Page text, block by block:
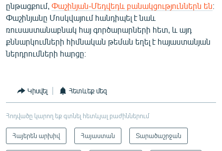
ընթացքում, Փաշինյան-Մեդվեդև բանակցություններն են։
Փաշինյանը Մոսկվայում հանդիպել է նաև
ռուսաստանաբնակ հայ գործարարների հետ, և այդ
քննարկումների հիմնական թեման եղել է հայաստանյան
ներդրումների հարցը։
Կիսվել Հետևեք մեզ
Հոդվածը կարող եք գտնել հետևյալ բաժիններում
Հայերեն արխիվ Հայաստան Տարածաշրջան